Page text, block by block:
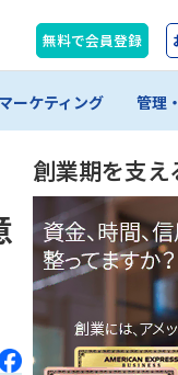
無料で会員登録
マーケティング 管理
創業期を支